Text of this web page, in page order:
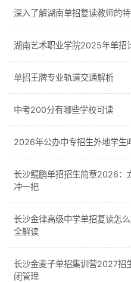
深入了解湖南单招复读教师的
湖南艺术职业学院2025年单招
单招王牌专业轨道交通解析
中考200分有哪些学校可读
2026年公办中专招生外地学生
长沙鲲鹏单招招生简章2026：
冲一把
长沙金律高级中学单招复读怎
全解读
长沙金麦子单招集训营2027招
闭管理